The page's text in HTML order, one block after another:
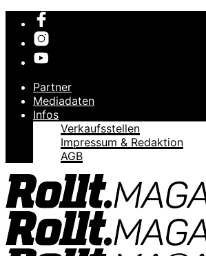
Partner
Mediadaten
Infos
Verkaufsstellen
Impressum & Redaktion
AGB